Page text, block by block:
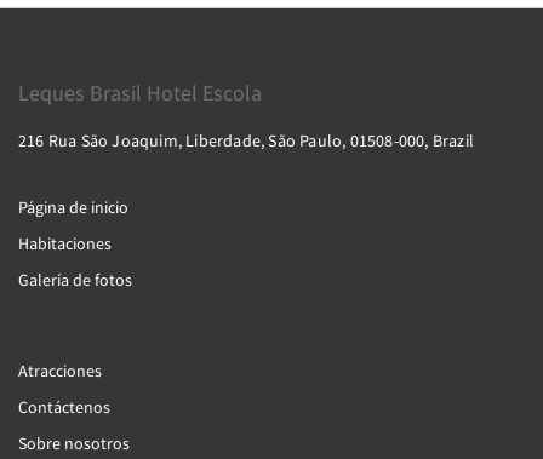
Leques Brasil Hotel Escola
216 Rua São Joaquim, Liberdade, São Paulo, 01508-000, Brazil
Página de inicio
Habitaciones
Galería de fotos
Atracciones
Contáctenos
Sobre nosotros